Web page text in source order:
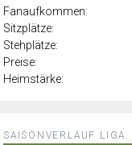
Fanaufkommen:
Sitzplätze:
Stehplätze:
Preise:
Heimstärke:
SAISONVERLAUF LIGA: